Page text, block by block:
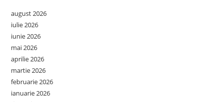
august 2026
iulie 2026
iunie 2026
mai 2026
aprilie 2026
martie 2026
februarie 2026
ianuarie 2026